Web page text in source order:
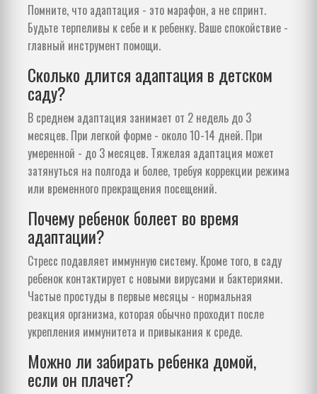
Помните, что адаптация - это марафон, а не спринт.
Будьте терпеливы к себе и к ребенку. Ваше спокойствие -
главный инструмент помощи.
Сколько длится адаптация в детском
саду?
В среднем адаптация занимает от 2 недель до 3
месяцев. При легкой форме - около 10-14 дней. При
умеренной - до 3 месяцев. Тяжелая адаптация может
затянуться на полгода и более, требуя коррекции режима
или временного прекращения посещений.
Почему ребенок болеет во время
адаптации?
Стресс подавляет иммунную систему. Кроме того, в саду
ребенок контактирует с новыми вирусами и бактериями.
Частые простуды в первые месяцы - нормальная
реакция организма, которая обычно проходит после
укрепления иммунитета и привыкания к среде.
Можно ли забирать ребенка домой,
если он плачет?